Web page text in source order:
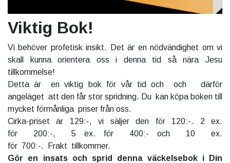
Viktig Bok!
Vi behöver profetisk insikt. Det är en nödvändighet om vi
skall kunna orientera oss i denna tid så nära Jesu
tillkommelse!
Detta är en viktig bok för vår tid och och därför
angeläget att den får stor spridning. Du kan köpa boken till
mycket förmånliga priser från oss.
Cirka-priset är 129:-, vi säljer den för 120:-. 2 ex.
för 200:-, 5 ex. för 400:- och 10 ex.
för 700:-. Frakt tillkommer.
Gör en insats och sprid denna väckelsebok i Din